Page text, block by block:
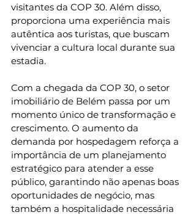
visitantes da COP 30. Além disso,
proporciona uma experiência mais
autêntica aos turistas, que buscam
vivenciar a cultura local durante sua
estadia.
Com a chegada da COP 30, o setor
imobiliário de Belém passa por um
momento único de transformação e
crescimento. O aumento da
demanda por hospedagem reforça a
importância de um planejamento
estratégico para atender a esse
público, garantindo não apenas boas
oportunidades de negócio, mas
também a hospitalidade necessária